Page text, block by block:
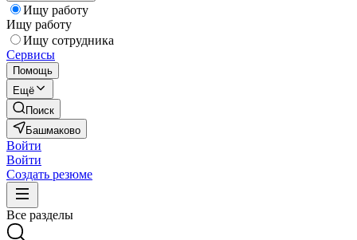
Ищу работу
Ищу работу
Ищу сотрудника
Сервисы
Помощь
Ещё
Поиск
Башмаково
Войти
Войти
Создать резюме
Все разделы